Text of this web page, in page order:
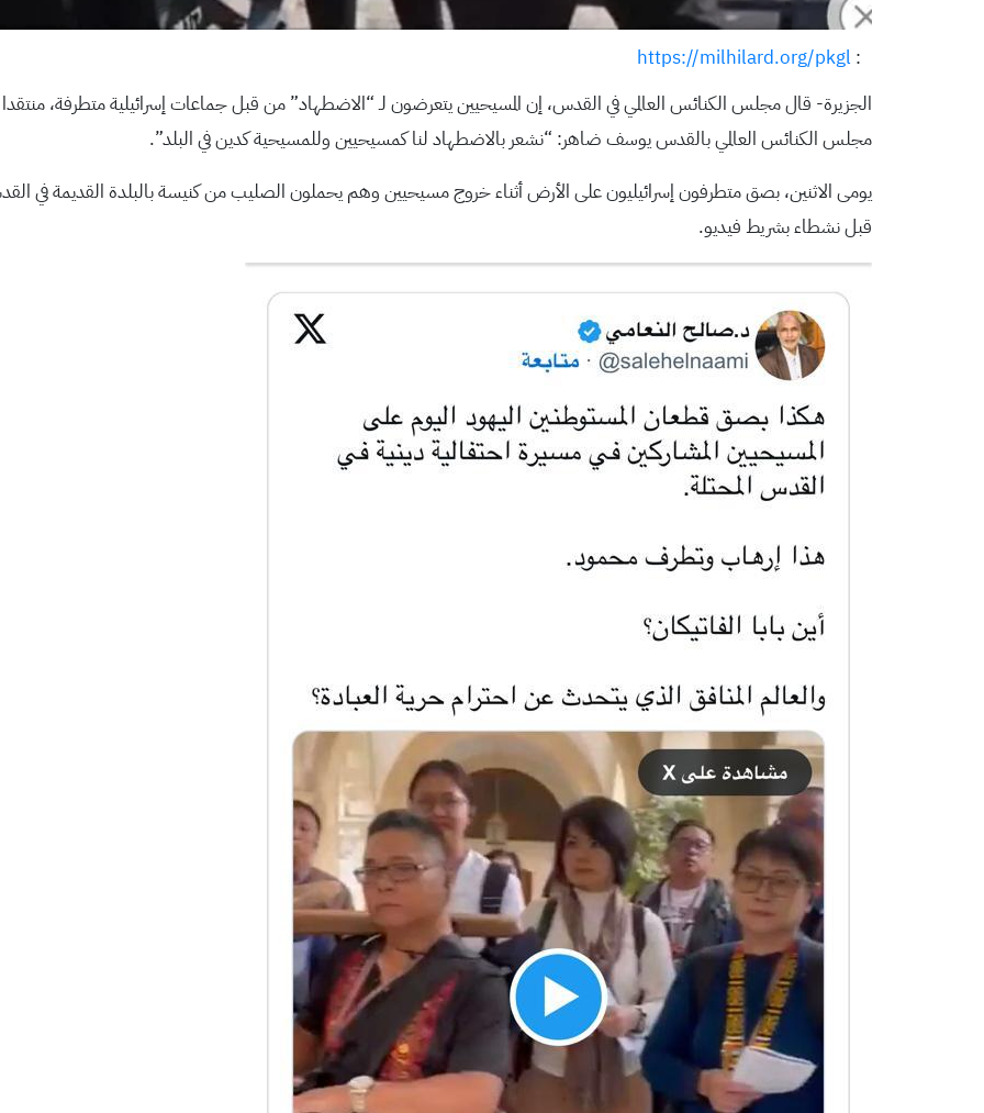
:
https://milhilard.org/pkgl
الجزيرة- قال مجلس الكنائس العالمي في القدس، إن المسيحيين يتعرضون لـ “الاضطهاد” من قبل جماعات إسرائيلية متطرفة،
مجلس الكنائس العالمي بالقدس يوسف ضاهر: “نشعر بالاضطهاد لنا كمسيحيين وللمسيحية كدين في البلد”.
يومى الاثنين، بصق متطرفون إسرائيليون على الأرض أثناء خروج مسيحيين وهم يحملون الصليب من كنيسة بالبلدة القديمة في
قبل نشطاء بشريط فيديو.